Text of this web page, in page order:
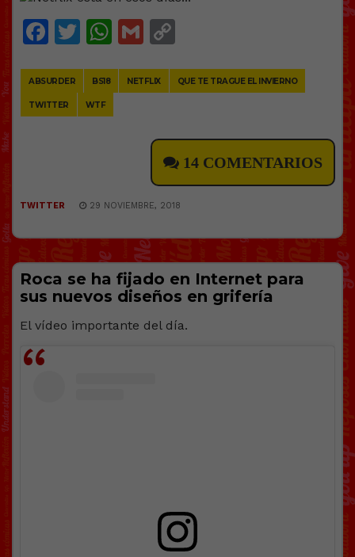
Facebook
Twitter
WhatsApp
Gmail
ABSURDER BS18 NETFLIX QUE TE TRAGUE EL INVIERNO
TWITTER WTF
14 COMENTARIOS
TWITTER 29 NOVIEMBRE, 2018
Roca se ha fijado en Internet para
sus nuevos diseños en grifería
El vídeo importante del día.